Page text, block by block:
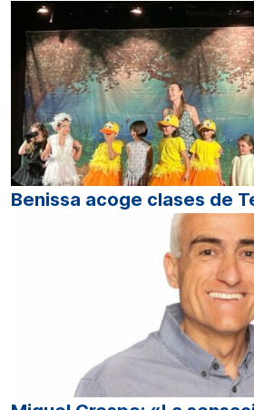
Benissa acoge clases de